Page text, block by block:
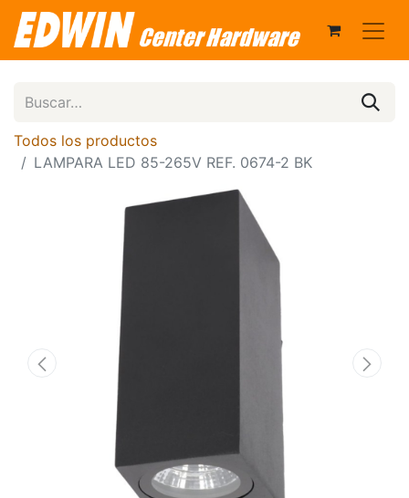
Todos los productos
LAMPARA LED 85-265V REF. 0674-2 BK